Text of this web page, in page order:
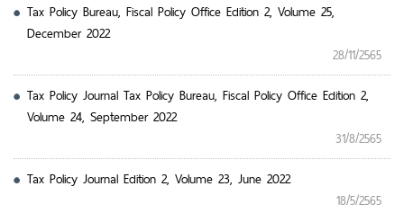
Tax Policy Bureau, Fiscal Policy Office Edition 2, Volume 25,
December 2022
28/11/2565
Tax Policy Journal Tax Policy Bureau, Fiscal Policy Office Edition 2,
Volume 24, September 2022
31/8/2565
Tax Policy Journal Edition 2, Volume 23, June 2022
18/5/2565